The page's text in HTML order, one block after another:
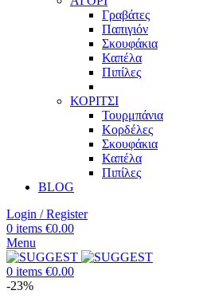
Γραβάτες
Παπιγιόν
Σκουφάκια
Καπέλα
Πιπίλες
ΚΟΡΙΤΣΙ
Τουρμπάνια
Κορδέλες
Σκουφάκια
Καπέλα
Πιπίλες
BLOG
Login / Register
0 items €0.00
Menu
0 items €0.00
-23%